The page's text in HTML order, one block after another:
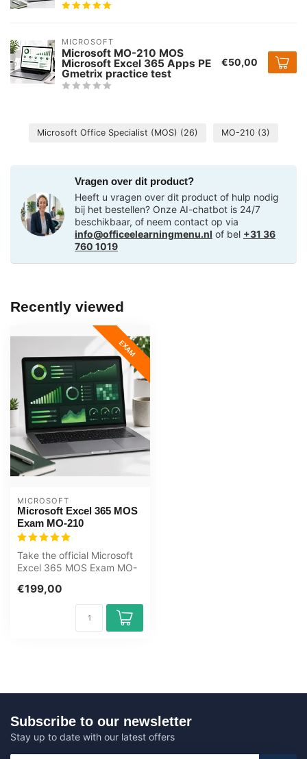
MICROSOFT
Microsoft MO-210 MOS
Microsoft Excel 365 Apps PE
Gmetrix practice test
€50,00
Microsoft Office Specialist (MOS) (26) MO-210 (3)
Vragen over dit product?
Heeft u vragen over dit product of hulp nodig
bij het bestellen? Onze AI-chatbot is 24/7
beschikbaar, of neem contact op via
info@officeelearningmenu.nl of bel +31 36
760 1019
Recently viewed
EXAM
MICROSOFT
Microsoft Excel 365 MOS
Exam MO-210
Take the official Microsoft
Excel 365 MOS Exam MO-
Cert...
€199,00
Subscribe to our newsletter
Stay up to date with our latest offers